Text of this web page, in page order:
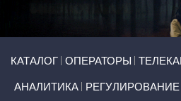
КАТАЛОГ ОПЕРАТОРЫ
АНАЛИТИКА РЕГУЛИРОВАНИЕ